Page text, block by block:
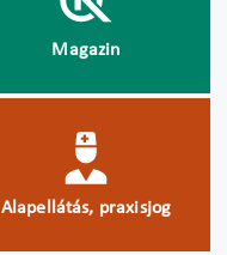
Magazin
Alapellátás, praxisjog